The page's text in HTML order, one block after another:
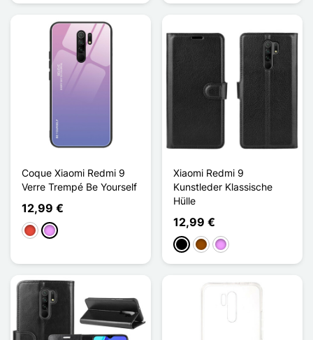
Coque Xiaomi Redmi 9
Verre Trempé Be Yourself
12,99 €
Rot Hellviolett
Xiaomi Redmi 9
Kunstleder Klassische
Hülle
12,99 €
Schwarz
BraunHellviolett